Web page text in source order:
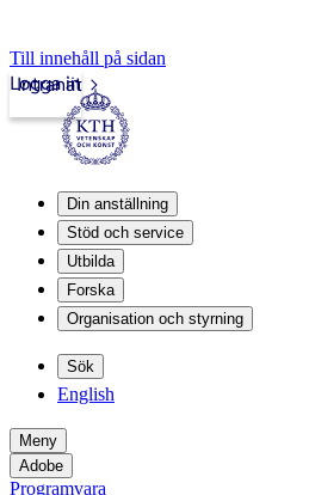
Till innehåll på sidan
Intranät
Logga in
Din anställning
Stöd och service
Utbilda
Forska
Organisation och styrning
Sök
English
Meny
Adobe
Programvara